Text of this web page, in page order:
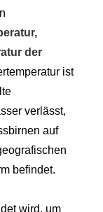
der
ist
verlässt,
auf
befindet.
wird, um